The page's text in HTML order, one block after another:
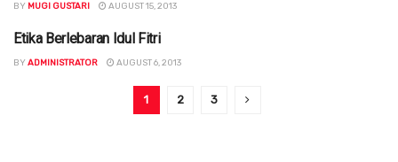
BY MUGI GUSTARI AUGUST 15, 2013
DAKWAH
Etika Berlebaran Idul Fitri
BY ADMINISTRATOR AUGUST 6, 2013
1 2 3